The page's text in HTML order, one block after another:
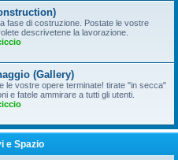
fase di costruzione. Postate le vostre
descrivetene la lavorazione.
(Gallery)
le vostre opere terminate! tirate "in secca"
e fatele ammirare a tutti gli utenti.
e Spazio